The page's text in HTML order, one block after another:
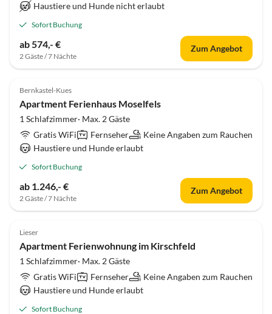
Haustiere und Hunde nicht erlaubt
Sofort Buchung
ab 574,- €
2 Gäste / 7 Nächte
Zum Angebot
Bernkastel-Kues
Apartment Ferienhaus Moselfels
1 Schlafzimmer· Max. 2 Gäste
Gratis WiFi
Fernseher
Keine Angaben zum Rauchen
Haustiere und Hunde erlaubt
Sofort Buchung
ab 1.246,- €
2 Gäste / 7 Nächte
Zum Angebot
Lieser
Apartment Ferienwohnung im Kirschfeld
1 Schlafzimmer· Max. 2 Gäste
Gratis WiFi
Fernseher
Keine Angaben zum Rauchen
Haustiere und Hunde erlaubt
Sofort Buchung